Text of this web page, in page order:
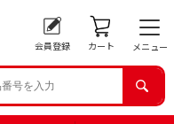
会員登録 カート メニュー